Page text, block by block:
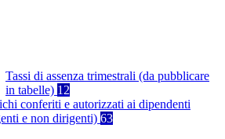
Tassi di assenza trimestrali (da pubblicare
in tabelle) 12
conferiti e autorizzati ai dipendenti
e non dirigenti) 63